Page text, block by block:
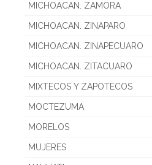
MICHOACAN. ZAMORA
MICHOACAN. ZINAPARO
MICHOACAN. ZINAPECUARO
MICHOACAN. ZITACUARO
MIXTECOS Y ZAPOTECOS
MOCTEZUMA
MORELOS
MUJERES